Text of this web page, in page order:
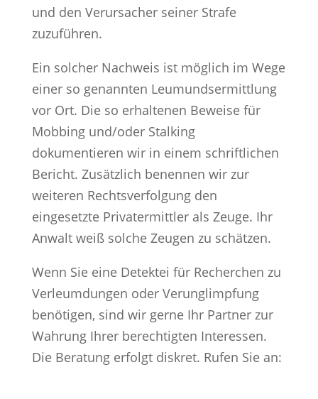
und den Verursacher seiner Strafe
zuzuführen.
Ein solcher Nachweis ist möglich im Wege
einer so genannten Leumundsermittlung
vor Ort. Die so erhaltenen Beweise für
Mobbing und/oder Stalking
dokumentieren wir in einem schriftlichen
Bericht. Zusätzlich benennen wir zur
weiteren Rechtsverfolgung den
eingesetzte Privatermittler als Zeuge. Ihr
Anwalt weiß solche Zeugen zu schätzen.
Wenn Sie eine Detektei für Recherchen zu
Verleumdungen oder Verunglimpfung
benötigen, sind wir gerne Ihr Partner zur
Wahrung Ihrer berechtigten Interessen.
Die Beratung erfolgt diskret. Rufen Sie an: